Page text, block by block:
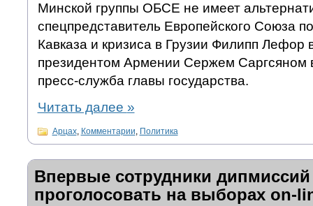
Минской группы ОБСЕ не имеет
спецпредставитель Европейского Союза
Кавказа и кризиса в Грузии Филипп Лефор
президентом Армении Сержем Саргсяном
пресс-служба главы государства.
Читать далее »
Арцах, Комментарии, Политика
Впервые сотрудники
проголосовать на выборах on-